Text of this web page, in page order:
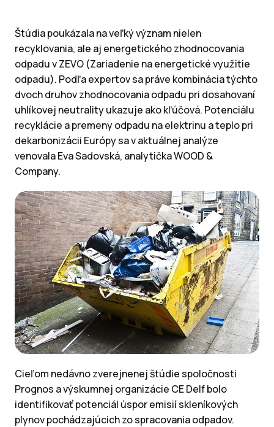
Štúdia poukázala na veľký význam nielen
recyklovania, ale aj energetického zhodnocovania
odpadu v ZEVO (Zariadenie na energetické využitie
odpadu). Podľa expertov sa práve kombinácia týchto
dvoch druhov zhodnocovania odpadu pri dosahovaní
uhlíkovej neutrality ukazuje ako kľúčová. Potenciálu
recyklácie a premeny odpadu na elektrinu a teplo pri
dekarbonizácii Európy sa v aktuálnej analýze
venovala Eva Sadovská, analytička WOOD &
Company.
Cieľom nedávno zverejnenej štúdie spoločnosti
Prognos a výskumnej organizácie CE Delf bolo
identifikovať potenciál úspor emisií skleníkových
plynov pochádzajúcich zo spracovania odpadov.